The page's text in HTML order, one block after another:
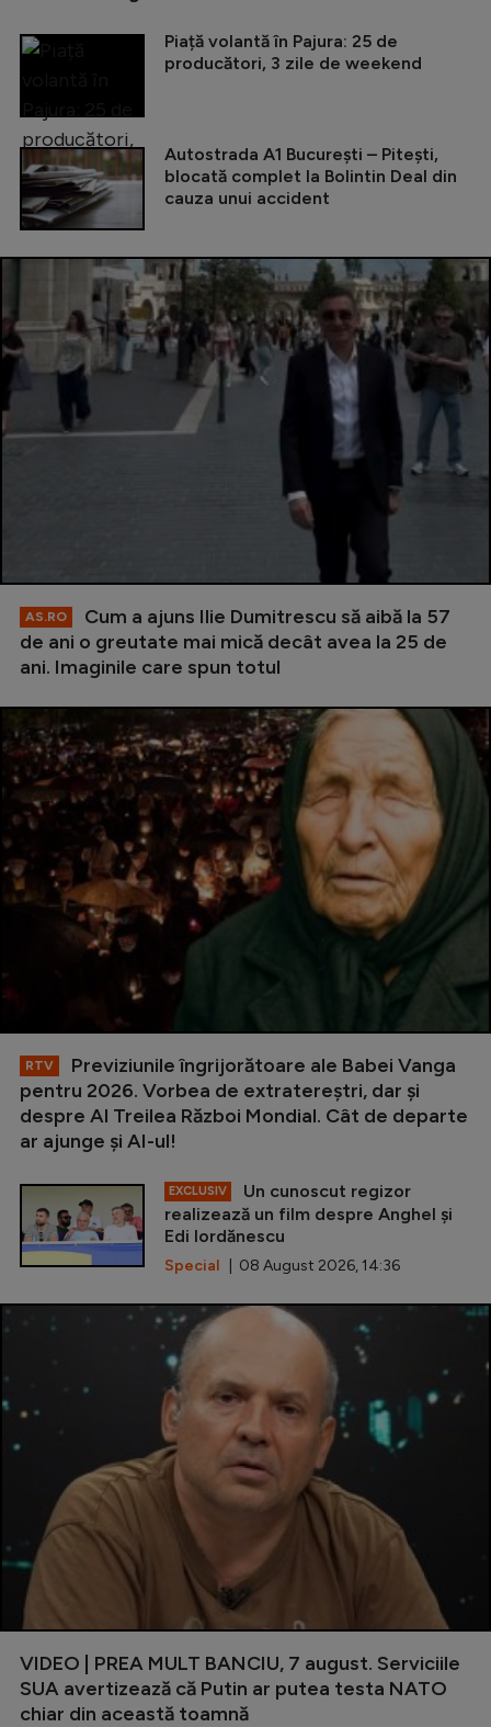
Piață volantă în Pajura: 25 de
producători, 3 zile de weekend
Autostrada A1 București – Pitești,
blocată complet la Bolintin Deal din
cauza unui accident
AS.RO
Cum a ajuns Ilie Dumitrescu să aibă la 57
de ani o greutate mai mică decât avea la 25 de
ani. Imaginile care spun totul
RTV
Previziunile îngrijorătoare ale Babei Vanga
pentru 2026. Vorbea de extratereștri, dar și
despre Al Treilea Război Mondial. Cât de departe
ar ajunge și AI-ul!
EXCLUSIV
Un cunoscut regizor
realizează un film despre Anghel și
Edi Iordănescu
Special | 08 August 2026, 14:36
VIDEO | PREA MULT BANCIU, 7 august. Serviciile
SUA avertizează că Putin ar putea testa NATO
chiar din această toamnă